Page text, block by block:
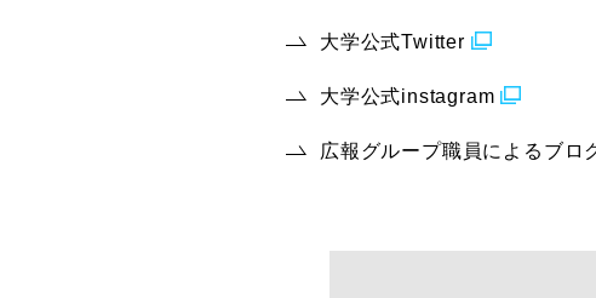
大学公式Twitter
大学公式instagram
広報グループ職員によるブロ